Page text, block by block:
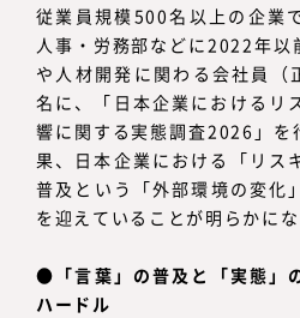
従業員規模500名以上の企業
人事・労務部などに2022年以
や人材開発に関わる会社員（
名に、「日本企業におけるリ
響に関する実態調査2026」を
果、日本企業における「リス
普及という「外部環境の変化
を迎えていることが明らかにな
●「言葉」の普及と「実態」
ハードル